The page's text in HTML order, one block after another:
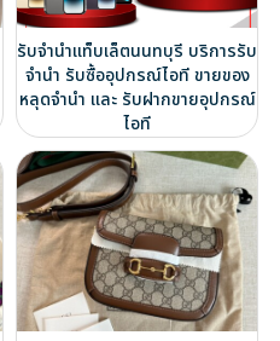
รับจำนำแท็บเล็ตนนทบุรี บริการรับ
จำนำ รับซื้ออุปกรณ์ไอที ขายของ
หลุดจำนำ และ รับฝากขายอุปกรณ์
ไอที